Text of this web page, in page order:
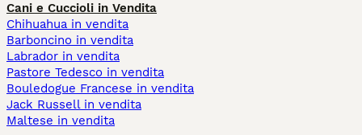
Cani e Cuccioli in Vendita
Chihuahua in vendita
Barboncino in vendita
Labrador in vendita
Pastore Tedesco in vendita
Bouledogue Francese in vendita
Jack Russell in vendita
Maltese in vendita